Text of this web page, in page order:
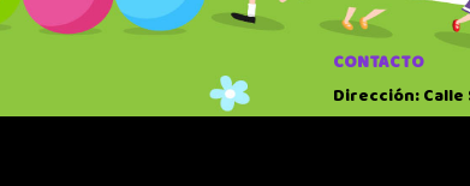
CONTACTO
Dirección: Calle